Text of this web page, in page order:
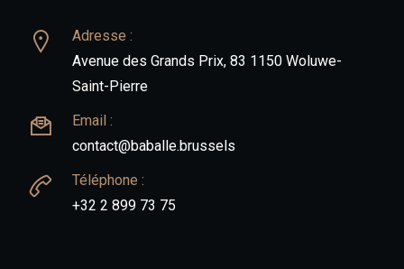
Adresse :
Avenue des Grands Prix, 83 1150 Woluwe-
Saint-Pierre
Email :
contact@baballe.brussels
Téléphone :
+32 2 899 73 75